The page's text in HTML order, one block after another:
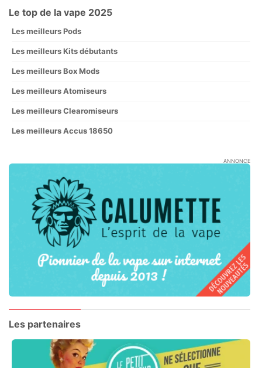
Le top de la vape 2025
Les meilleurs Pods
Les meilleurs Kits débutants
Les meilleurs Box Mods
Les meilleurs Atomiseurs
Les meilleurs Clearomiseurs
Les meilleurs Accus 18650
ANNONCE
Les partenaires